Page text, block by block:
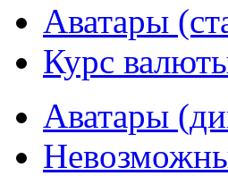
Аватары
Курс
Аватары